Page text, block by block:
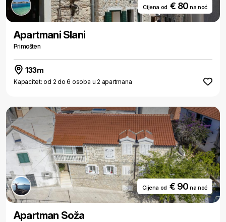
Cijena od € 80na noć
Apartmani Slani
Primošten
133m
Kapacitet: od 2 do 6 osoba u 2 apartmana
Cijena od € 90na noć
Apartman Soža